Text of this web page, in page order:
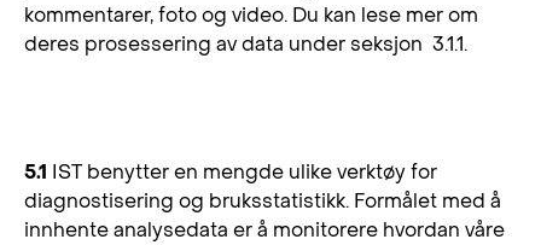
kommentarer, foto og video. Du kan lese mer om
deres prosessering av data under seksjon 3.1.1.
5.1 IST benytter en mengde ulike verktøy for
diagnostisering og bruksstatistikk. Formålet med å
innhente analysedata er å monitorere hvordan våre